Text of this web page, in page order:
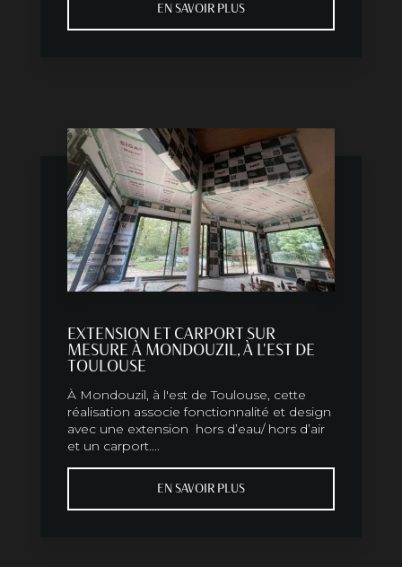
EN SAVOIR PLUS
EXTENSION ET CARPORT SUR
MESURE À MONDOUZIL, À L'EST DE
TOULOUSE
À Mondouzil, à l'est de Toulouse, cette
réalisation associe fonctionnalité et design
avec une extension hors d’eau/ hors d’air
et un carport....
EN SAVOIR PLUS